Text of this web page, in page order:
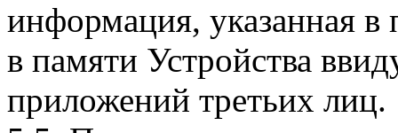
информация, указанная в
в памяти Устройства
приложений третьих лиц.